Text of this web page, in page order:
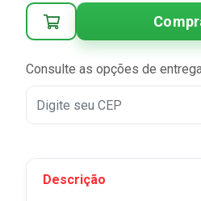
Consulte as opções de
Descrição